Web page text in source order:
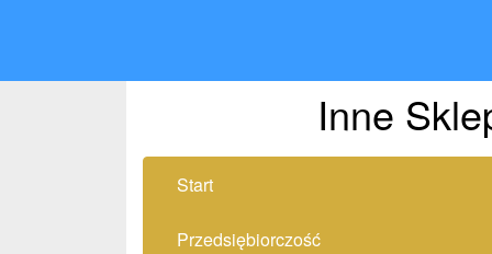
Inne
Start
Przedsiębiorczość